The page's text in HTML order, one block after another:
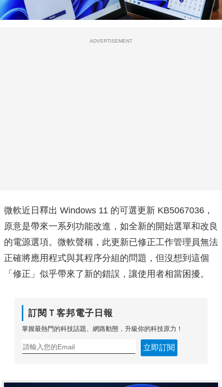
ADVERTISEMENT
微軟近日釋出 Windows 11 的可選更新 KB5067036，
原意是帶來一系列功能改進，如全新的開始選單和改良
的電源選項。微軟聲稱，此更新已修正工作管理員無法
正確將應用程式與其程序分組的問題，但沒想到這個
「修正」似乎帶來了新的錯誤，讓使用者相當困擾。
訂閱Ｔ客邦電子日報
掌握最熱門的科技話題、網路動態，升級你的科技原力！
立即訂閱